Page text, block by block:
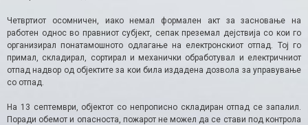
Четвртиот осомничен, иако немал формален акт за засновање на
работен однос во правниот субјект, сепак преземал дејствија со кои го
организирал понатамошното одлагање на електронскиот отпад. Тој го
примал, складирал, сортирал и механички обработувал и електричниот
отпад надвор од објектите за кои била издадена дозвола за управување
со отпад.
На 13 септември, објектот со непрописно складиран отпад се запалил.
Поради обемот и опасноста, пожарот не можел да се стави под контрола